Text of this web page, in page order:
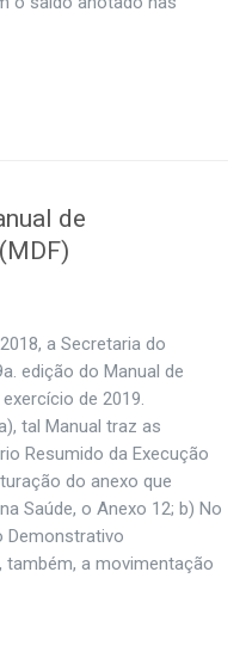
de
a Secretaria do
edição do Manual de
de 2019.
tal Manual traz as
Resumido da Execução
do anexo que
Saúde, o Anexo 12; b) No
Demonstrativo
também, a movimentação